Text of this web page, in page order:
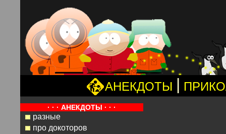
АНЕКДОТЫ |
· · · АНЕКДОТЫ · · ·
разные
про докоторов